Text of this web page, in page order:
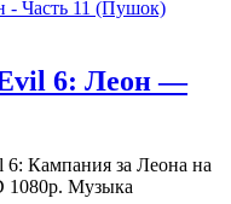
Evil 6: Леон —
Кампания за Леона на
1080p. Музыка